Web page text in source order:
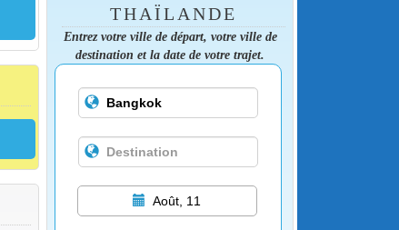
THAÏLANDE
Entrez votre ville de départ, votre ville de
destination et la date de votre trajet.
Août, 11